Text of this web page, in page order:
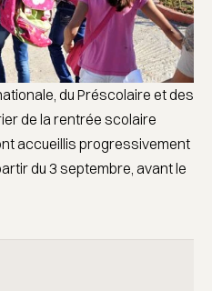
du Préscolaire et des
de la rentrée scolaire
accueillis progressivement
du 3 septembre, avant le